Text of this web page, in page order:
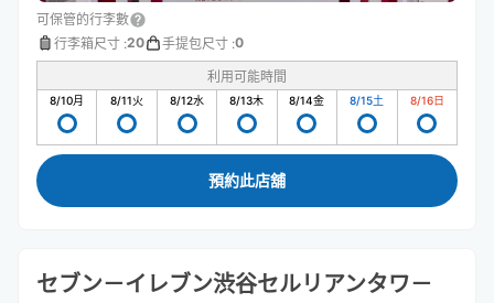
可保管的行李數
行李箱尺寸 :20 手提包尺寸 :0
利用可能時間
8/10月 8/11火 8/12水 8/13木 8/14金 8/15土 8/16日
預約此店舖
セブン－イレブン渋谷セルリアンタワ－